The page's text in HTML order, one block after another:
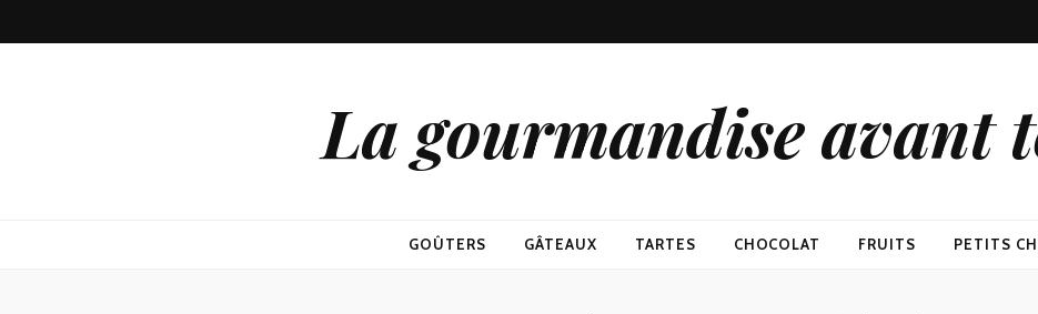
La gourmandise avant
GOÛTERS GÂTEAUX TARTES CHOCOLAT FRUITS PETITS